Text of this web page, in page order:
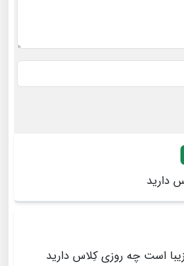
داريد
است چه روزی کِلاس دارید